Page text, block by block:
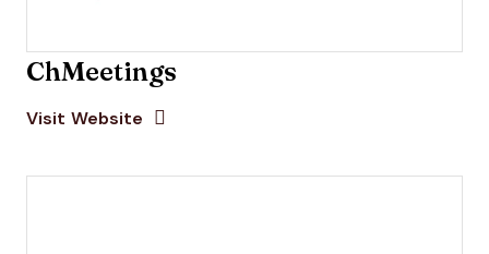
ChMeetings
Visit Website Opens New Window